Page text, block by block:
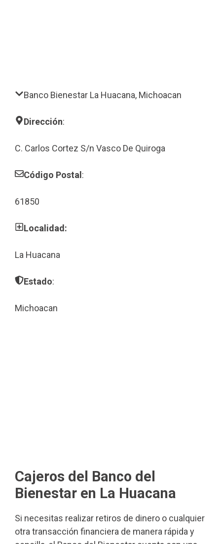
Banco Bienestar La Huacana, Michoacan
Dirección:
C. Carlos Cortez S/n Vasco De Quiroga
Código Postal :
61850
Localidad:
La Huacana
Estado:
Michoacan
Cajeros del Banco del
Bienestar en La Huacana
Si necesitas realizar retiros de dinero o cualquier
otra transacción financiera de manera rápida y